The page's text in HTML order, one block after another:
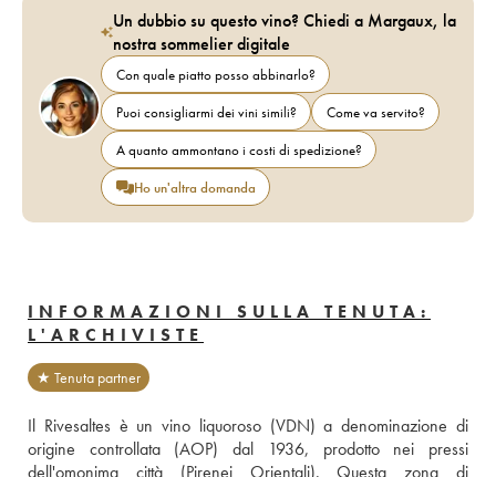
Un dubbio su questo vino? Chiedi a Margaux, la
nostra sommelier digitale
Con quale piatto posso abbinarlo?
Puoi consigliarmi dei vini simili?
Come va servito?
A quanto ammontano i costi di spedizione?
Ho un'altra domanda
INFORMAZIONI SULLA TENUTA:
L'ARCHIVISTE
★ Tenuta partner
Il Rivesaltes è un vino liquoroso (VDN) a denominazione di
origine controllata (AOP) dal 1936, prodotto nei pressi
dell'omonima città (Pirenei Orientali). Questa zona di